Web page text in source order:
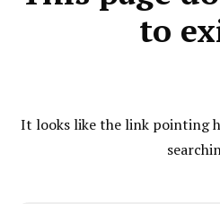
to
It looks like the link pointing